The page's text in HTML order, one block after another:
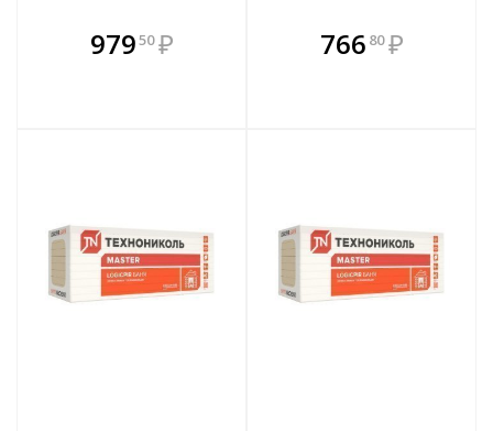
97950 ₽
В комплекте
всегда выгоднее!
В комплекте
всегда выгоднее!
766 80 ₽